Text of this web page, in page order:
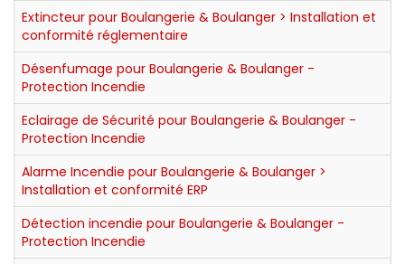
Extincteur pour Boulangerie & Boulanger > Installation et
conformité réglementaire
Désenfumage pour Boulangerie & Boulanger -
Protection Incendie
Eclairage de Sécurité pour Boulangerie & Boulanger -
Protection Incendie
Alarme Incendie pour Boulangerie & Boulanger >
Installation et conformité ERP
Détection incendie pour Boulangerie & Boulanger -
Protection Incendie